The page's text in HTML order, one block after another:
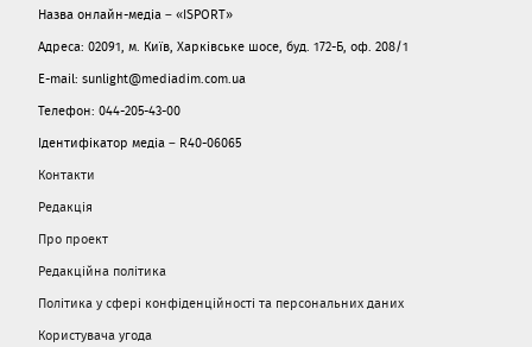
Назва онлайн-медіа – «ISPORT»
Адреса: 02091, м. Київ, Харківське шосе, буд. 172-Б, оф. 208/1
E-mail: sunlight@mediadim.com.ua
Телефон: 044-205-43-00
Ідентифікатор медіа – R40-06065
Контакти
Редакція
Про проект
Редакційна політика
Політика у сфері конфіденційності та персональних даних
Користувача угода